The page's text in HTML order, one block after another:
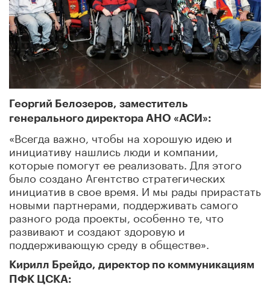
Георгий Белозеров, заместитель
генерального директора АНО «АСИ»:
«Всегда важно, чтобы на хорошую идею и
инициативу нашлись люди и компании,
которые помогут ее реализовать. Для этого
было создано Агентство стратегических
инициатив в свое время. И мы рады прирастать
новыми партнерами, поддерживать самого
разного рода проекты, особенно те, что
развивают и создают здоровую и
поддерживающую среду в обществе».
Кирилл Брейдо, директор по коммуникациям
ПФК ЦСКА: